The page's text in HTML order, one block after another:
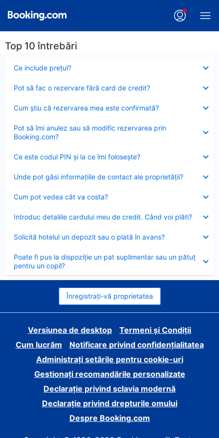
Top 10 întrebări
Ce include preţul?
închis
Pot să fac o rezervare fără card de credit?
închis
Cum ştiu că rezervarea mea este confirmată?
închis
Pot să îmi anulez sau să modific rezervarea prin
Booking.com?
închis
Ce este codul PIN şi la ce îmi foloseşte?
închis
Unde pot găsi informațiile de contact ale proprietății?
închis
Cum pot vedea cât va costa?
închis
Introduc detaliile cardului meu de credit. Când voi plăti?
închis
Solicită hotelul un depozit sau o plată în avans?
închis
Poate fi pus la dispoziție un pat suplimentar sau un pătuț
pentru un copil?
închis
Înregistrați-vă proprietatea
Versiunea de desktop
Termeni și Condiții
Cum lucrăm
Notificare privind confidențialitatea
Administrați setările pentru cookie-uri
Gestionați recomandările personalizate
Declarație privind sclavia modernă
Declarație privind drepturile omului
Despre Booking.com